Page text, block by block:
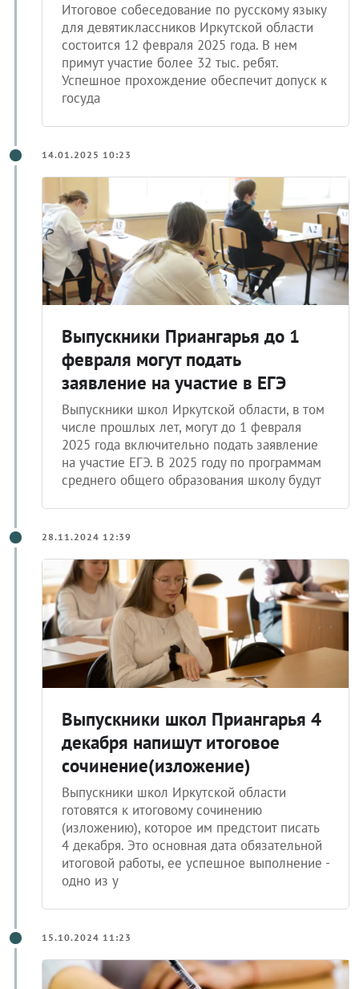
Итоговое собеседование по русскому языку
для девятиклассников Иркутской области
состоится 12 февраля 2025 года. В нем
примут участие более 32 тыс. ребят.
Успешное прохождение обеспечит допуск к
госуда
14.01.2025 10:23
Выпускники Приангарья до 1
февраля могут подать
заявление на участие в ЕГЭ
Выпускники школ Иркутской области, в том
числе прошлых лет, могут до 1 февраля
2025 года включительно подать заявление
на участие ЕГЭ. В 2025 году по программам
среднего общего образования школу будут
28.11.2024 12:39
Выпускники школ Приангарья 4
декабря напишут итоговое
сочинение(изложение)
Выпускники школ Иркутской области
готовятся к итоговому сочинению
(изложению), которое им предстоит писать
4 декабря. Это основная дата обязательной
итоговой работы, ее успешное выполнение -
одно из у
15.10.2024 11:23